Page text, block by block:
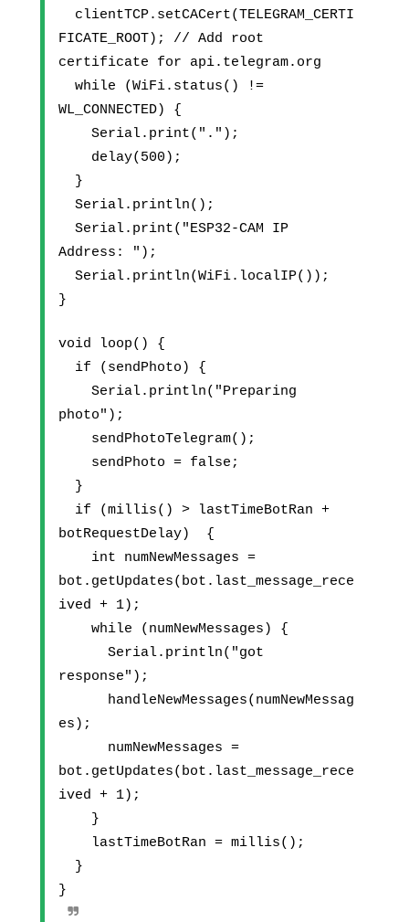
clientTCP.setCACert(TELEGRAM_CERTI
FICATE_ROOT); // Add root
certificate for api.telegram.org
while (WiFi.status() !=
WL_CONNECTED) {
Serial.print(".");
delay(500);
}
Serial.println();
Serial.print("ESP32-CAM IP
Address: ");
Serial.println(WiFi.localIP());
}
void loop() {
if (sendPhoto) {
Serial.println("Preparing
photo");
sendPhotoTelegram();
sendPhoto = false;
}
if (millis() > lastTimeBotRan +
botRequestDelay)  {
int numNewMessages =
bot.getUpdates(bot.last_message_rece
ived + 1);
while (numNewMessages) {
Serial.println("got
response");
handleNewMessages(numNewMessag
es);
numNewMessages =
bot.getUpdates(bot.last_message_rece
ived + 1);
}
lastTimeBotRan = millis();
}
}